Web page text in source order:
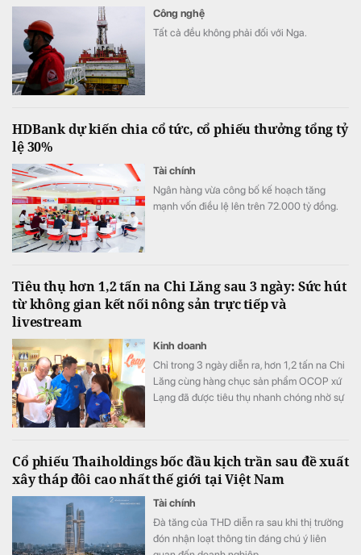
Công nghệ
Tất cả đều không phải đối với Nga.
HDBank dự kiến chia cổ tức, cổ phiếu thưởng tổng tỷ
lệ 30%
Tài chính
Ngân hàng vừa công bố kế hoạch tăng
mạnh vốn điều lệ lên trên 72.000 tỷ đồng.
Tiêu thụ hơn 1,2 tấn na Chi Lăng sau 3 ngày: Sức hút
từ không gian kết nối nông sản trực tiếp và
livestream
Kinh doanh
Chỉ trong 3 ngày diễn ra, hơn 1,2 tấn na Chi
Lăng cùng hàng chục sản phẩm OCOP xứ
Lạng đã được tiêu thụ nhanh chóng nhờ sự
Cổ phiếu Thaiholdings bốc đầu kịch trần sau đề xuất
xây tháp đôi cao nhất thế giới tại Việt Nam
Tài chính
Đà tăng của THD diễn ra sau khi thị trường
đón nhận loạt thông tin đáng chú ý liên